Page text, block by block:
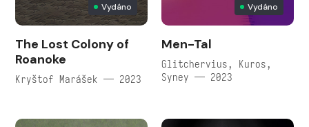
Vydáno
The Lost Colony of
Roanoke
Kryštof Marášek — 2023
Vydáno
Men-Tal
Glitchervius, Kuros,
Syney — 2023